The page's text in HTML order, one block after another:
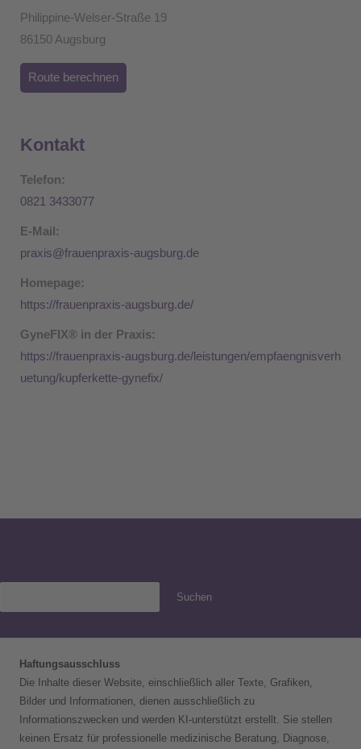
Philippine-Welser-Straße 19
86150 Augsburg
Route berechnen
Kontakt
Telefon:
0821 3433077
E-Mail:
praxis@frauenpraxis-augsburg.de
Homepage:
https://frauenpraxis-augsburg.de/
GyneFIX® in der Praxis:
https://frauenpraxis-augsburg.de/leistungen/empfaengnisverh
uetung/kupferkette-gynefix/
Suchen
Haftungsausschluss
Die Inhalte dieser Website, einschließlich aller Texte, Grafiken,
Bilder und Informationen, dienen ausschließlich zu
Informationszwecken und werden KI-unterstützt erstellt. Sie stellen
keinen Ersatz für professionelle medizinische Beratung, Diagnose,